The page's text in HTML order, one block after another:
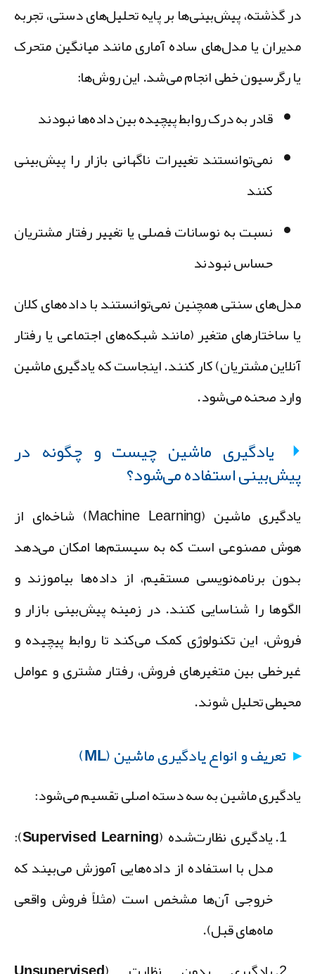
گذشته، پیش‌بینی‌ها بر پایه تحلیل‌های دستی، تجربه
یا مدل‌های ساده آماری مانند میانگین متحرک
رگرسیون خطی انجام می‌شد. این روش‌ها:
قادر به درک روابط پیچیده بین داده‌ها نبودند
نمی‌توانستند تغییرات ناگهانی بازار را پیش‌بینی
کنند
نسبت به نوسانات فصلی یا تغییر رفتار مشتریان
حساس نبودند
سنتی همچنین نمی‌توانستند با داده‌های کلان
ساختارهای متغیر (مانند شبکه‌های اجتماعی یا رفتار
مشتریان) کار کنند. اینجاست که یادگیری ماشین
صحنه می‌شود.
یادگیری ماشین چیست و چگونه در
استفاده می‌شود؟
یادگیری ماشین (Machine Learning) شاخه‌ای از
مصنوعی است که به سیستم‌ها امکان می‌دهد
برنامه‌نویسی مستقیم، از داده‌ها بیاموزند و
را شناسایی کنند. در زمینه پیش‌بینی بازار و
این تکنولوژی کمک می‌کند تا روابط پیچیده و
بین متغیرهای فروش، رفتار مشتری و عوامل
تحلیل شوند.
تعریف و انواع یادگیری ماشین (ML)
ماشین به سه دسته اصلی تقسیم می‌شود:
یادگیری نظارت‌شده (Supervised Learning):
مدل با استفاده از داده‌هایی آموزش می‌بیند که
خروجی آن‌ها مشخص است (مثلاً فروش واقعی
ماه‌های قبل).